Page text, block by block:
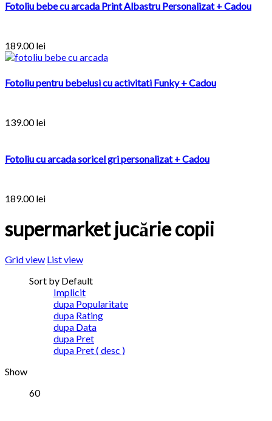
Fotoliu bebe cu arcada Print Albastru Personalizat + Cadou
189.00lei
Fotoliu pentru bebelusi cu activitati Funky + Cadou
139.00lei
Fotoliu cu arcada soricel gri personalizat + Cadou
189.00lei
supermarket jucărie copii
Grid view List view
Sort by Default
Implicit
dupa Popularitate
dupa Rating
dupa Data
dupa Pret
dupa Pret ( desc )
Show
60